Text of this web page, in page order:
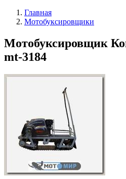
Главная
Мотобуксировщики
Мотобуксировщик
mt-3184